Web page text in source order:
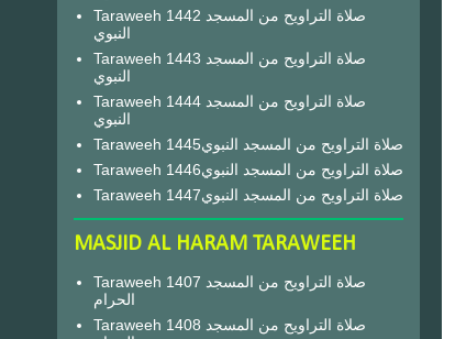
Taraweeh 1442 صلاة التراويح من المسجد
النبوي
Taraweeh 1443 صلاة التراويح من المسجد
النبوي
Taraweeh 1444 صلاة التراويح من المسجد
النبوي
Taraweeh 1445صلاة التراويح من المسجد النبوي
Taraweeh 1446صلاة التراويح من المسجد النبوي
Taraweeh 1447صلاة التراويح من المسجد النبوي
MASJID AL HARAM TARAWEEH
Taraweeh 1407 صلاة التراويح من المسجد
الحرام
Taraweeh 1408 صلاة التراويح من المسجد